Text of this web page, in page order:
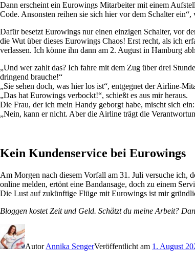
Dann erscheint ein Eurowings Mitarbeiter mit einem
Code. Ansonsten reihen sie sich hier vor dem Schalter
Dafür besetzt Eurowings nur einen einzigen Schalter, vor
die Wut über dieses Eurowings Chaos! Erst recht, als ich
verlassen. Ich könne ihn dann am 2. August in Hamburg
„Und wer zahlt das? Ich fahre mit dem Zug über drei
dringend brauche!“
„Sie sehen doch, was hier los ist“, entgegnet der Airline-
„Das hat Eurowings verbockt!“, schießt es aus mir heraus.
Die Frau, der ich mein Handy geborgt habe, mischt sich
„Nein, kann er nicht. Aber die Airline trägt die
Kein Kundenservice bei Eurowings
Am Morgen nach diesem Vorfall am 31. Juli versuche ich,
online melden, ertönt eine Bandansage, doch zu einem
Die Lust auf zukünftige Flüge mit Eurowings ist mir
Bloggen kostet Zeit und Geld. Schätzt du meine Arbeit?
AutorAnnika SengerVeröffentlicht am 1. August